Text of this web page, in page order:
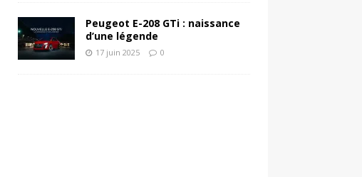
Peugeot E-208 GTi : naissance
d’une légende
17 juin 2025 0